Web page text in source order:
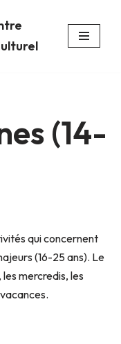
(14-
qui concernent
(16-25 ans). Le
mercredis, les